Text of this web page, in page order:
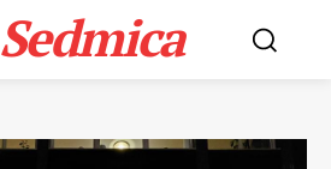
Sedmica